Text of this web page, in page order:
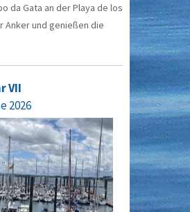
da Gata an der Playa de los
Anker und genießen die
VII
2026